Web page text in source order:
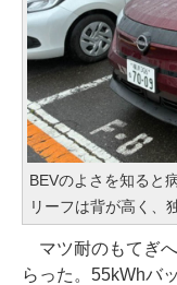
BEVのよさを知ると
リーフは背が高く、
マツ耐のもてぎ
らった。55kWhバ